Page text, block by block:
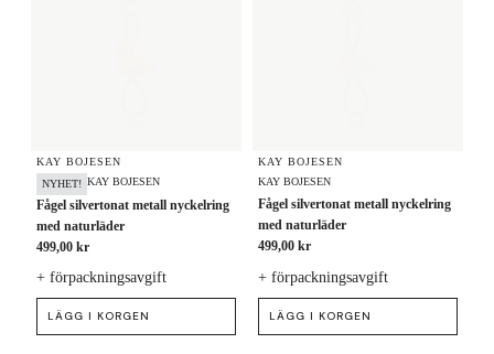
KAY BOJESEN
NYHET! KAY BOJESEN
Fågel silvertonat metall nyckelring
med naturläder
499,00 kr
+ förpackningsavgift
LÄGG I KORGEN
KAY BOJESEN
KAY BOJESEN
Fågel silvertonat metall nyckelring
med naturläder
499,00 kr
+ förpackningsavgift
LÄGG I KORGEN